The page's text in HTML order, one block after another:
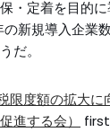
・定着を目的
新規導入企業
だ。
限度額の拡大に
進する会）